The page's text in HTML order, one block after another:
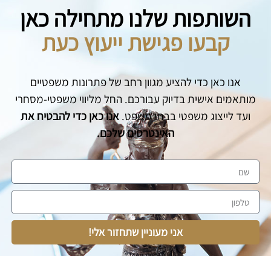
השותפות שלנו מתחילה כאן
קבעו פגישת ייעוץ כעת
אנו כאן כדי להציע מגוון רחב של פתרונות משפטיים
מותאמים אישית בדיוק עבורכם. החל מליווי משפטי-מסחרי
ועד לייצוג משפטי בבתי משפט. אנו כאן כדי להבטיח את
האינטרסים שלכם.
אני מעוניין שתחזור אלי!